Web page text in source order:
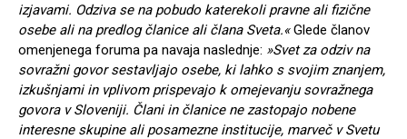
izjavami. Odziva se na pobudo katerekoli pravne ali fizične
osebe ali na predlog članice ali člana Sveta.«Glede članov
omenjenega foruma pa navaja naslednje: »Svet za odziv na
sovražni govor sestavljajo osebe, ki lahko s svojim znanjem,
izkušnjami in vplivom prispevajo k omejevanju sovražnega
govora v Sloveniji. Člani in članice ne zastopajo nobene
interesne skupine ali posamezne institucije, marveč v Svetu